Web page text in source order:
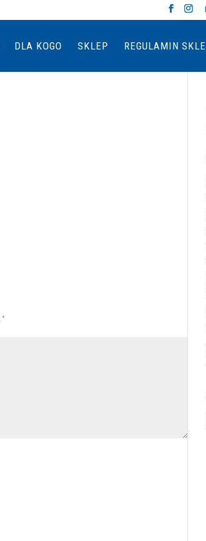
DLA KOGO SKLEP REGULAMIN
*